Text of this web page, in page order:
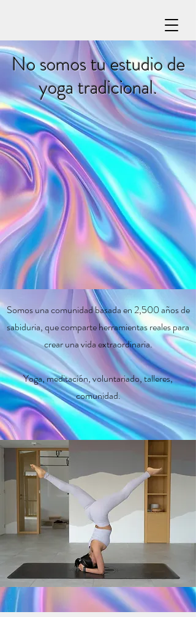
No somos tu estudio de
yoga tradicional.
Somos una comunidad basada en 2,500 años de
sabiduria, que comparte herramientas reales para
crear una vida extraordinaria.
Yoga, meditación, voluntariado, talleres,
comunidad.